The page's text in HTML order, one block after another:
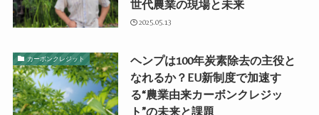
世代農業の現場と未来
2025.05.13
カーボンクレジット
ヘンプは100年炭素除去の主役と
なれるか？EU新制度で加速す
る“農業由来カーボンクレジッ
ト”の未来と課題